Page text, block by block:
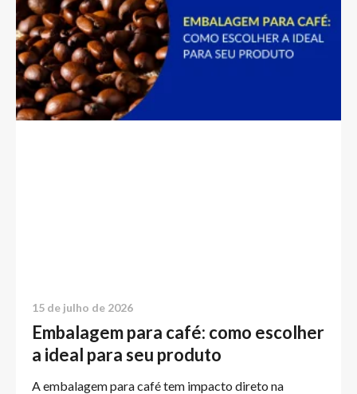
Embalagem para café: como escolher
a ideal para seu produto
15 de julho de 2026
A embalagem para café tem impacto direto na